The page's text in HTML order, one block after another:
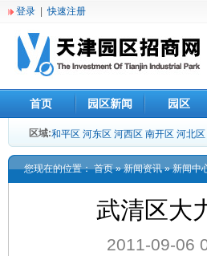
登录 |快速注册
首页 园区新闻 园区
区域:和平区 河东区 河西区 南开区 河北区
您现在的位置：首页»新闻资讯»新闻中
武清区大
2011-09-